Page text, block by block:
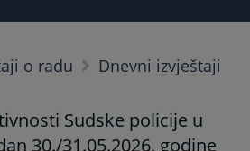
o radu Dnevni izvještaji
Sudske policije u
30./31.05.2026. godine